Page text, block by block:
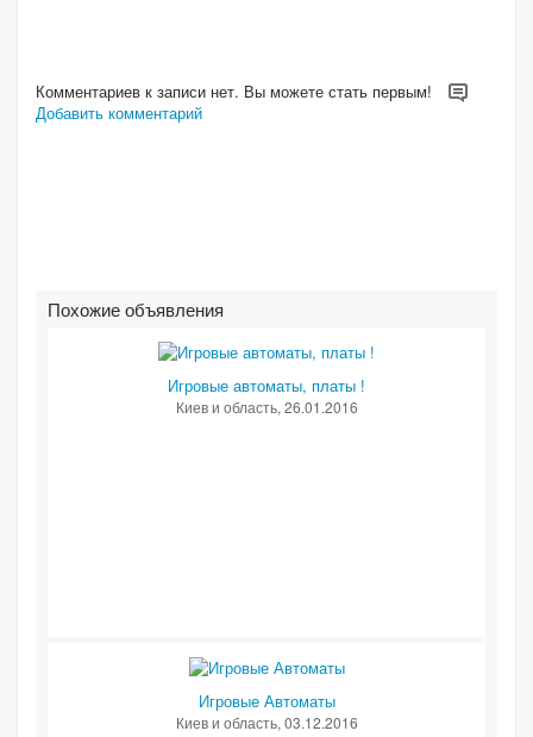
Комментариев к записи нет. Вы можете стать первым!
Добавить комментарий
Похожие объявления
Игровые автоматы, платы !
Киев и область, 26.01.2016
Игровые Автоматы
Киев и область, 03.12.2016